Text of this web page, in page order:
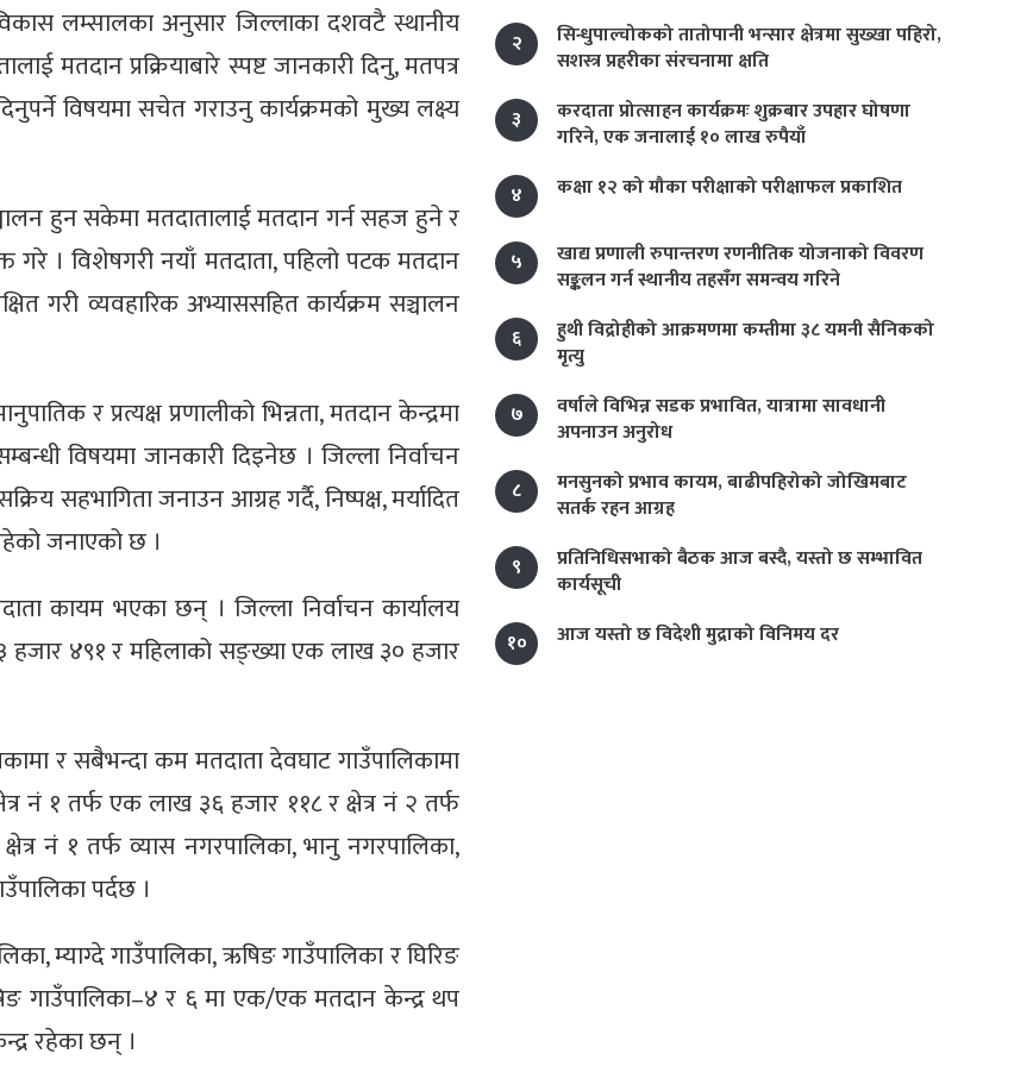
विकास लम्सालका अनुसार जिल्लाका दशवटै स्थानीय
मतदान प्रक्रियाबारे स्पष्ट जानकारी दिनु, मतपत्र
विषयमा सचेत गराउनु कार्यक्रमको मुख्य लक्ष्य
हुन सकेमा मतदातालाई मतदान गर्न सहज हुने र
। विशेषगरी नयाँ मतदाता, पहिलो पटक मतदान
गरी व्यवहारिक अभ्याससहित कार्यक्रम सञ्चालन
र प्रत्यक्ष प्रणालीको भिन्नता, मतदान केन्द्रमा
विषयमा जानकारी दिइनेछ । जिल्ला निर्वाचन
सहभागिता जनाउन आग्रह गर्दै, निष्पक्ष, मर्यादित
जनाएको छ ।
कायम भएका छन् । जिल्ला निर्वाचन कार्यालय
४९१ र महिलाको सङ्ख्या एक लाख ३० हजार
र सबैभन्दा कम मतदाता देवघाट गाउँपालिकामा
नं १ तर्फ एक लाख ३६ हजार ११८ र क्षेत्र नं २ तर्फ
नं १ तर्फ व्यास नगरपालिका, भानु नगरपालिका,
पर्दछ ।
म्याग्दे गाउँपालिका, ऋषिङ गाउँपालिका र घिरिङ
गाउँपालिका–४ र ६ मा एक/एक मतदान केन्द्र थप
रहेका छन् ।
२
सिन्धुपाल्चोकको तातोपानी भन्सार क्षेत्रमा सुख्खा पहिरो,
सशस्त्र प्रहरीका संरचनामा क्षति
३
करदाता प्रोत्साहन कार्यक्रमः शुक्रबार उपहार घोषणा
गरिने, एक जनालाई १० लाख रुपैयाँ
४
कक्षा १२ को मौका परीक्षाको परीक्षाफल प्रकाशित
५
खाद्य प्रणाली रुपान्तरण रणनीतिक योजनाको विवरण
सङ्कलन गर्न स्थानीय तहसँग समन्वय गरिने
६
हुथी विद्रोहीको आक्रमणमा कम्तीमा ३८ यमनी सैनिकको
मृत्यु
७
वर्षाले विभिन्न सडक प्रभावित, यात्रामा सावधानी
अपनाउन अनुरोध
८
मनसुनको प्रभाव कायम, बाढीपहिरोको जोखिमबाट
सतर्क रहन आग्रह
९
प्रतिनिधिसभाको बैठक आज बस्दै, यस्तो छ सम्भावित
कार्यसूची
१०
आज यस्तो छ विदेशी मुद्राको विनिमय दर